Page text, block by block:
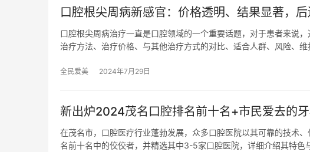
口腔根尖周病新感官：价格透明、结果显著，后
口腔根尖周病治疗一直是口腔领域的一个重要话题，对于患者来说
治疗方法、治疗价格、与其他治疗方式的对比、适合人群、风险、
全民爱美 2024年7月29日
新出炉2024茂名口腔排名前十名+市民爱去的
在茂名市，口腔医疗行业蓬勃发展，众多口腔医院以其可靠的技术
名前十名中的佼佼者，并精选其中3-5家口腔医院，详细介绍其特色